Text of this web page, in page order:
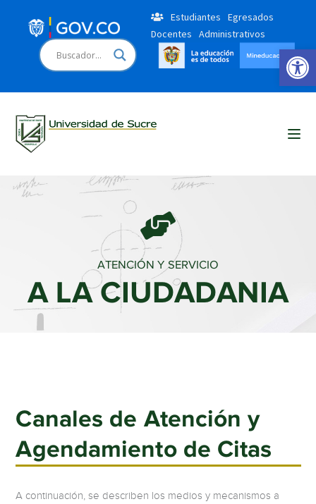
Estudiantes
Egresados
Docentes
Administrativos
ATENCIÓN Y SERVICIO
A LA CIUDADANIA
Canales de Atención y
Agendamiento de Citas
A continuación, se describen los medios y mecanismos a